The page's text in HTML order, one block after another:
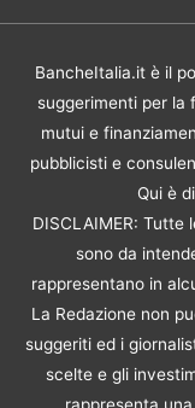
BancheItalia.it è il
suggerimenti per la
mutui e
pubblicisti e
Qui è
DISCLAIMER: Tutte
sono da
rappresentano in
La Redazione non
suggeriti ed i
scelte e gli
rappresenta